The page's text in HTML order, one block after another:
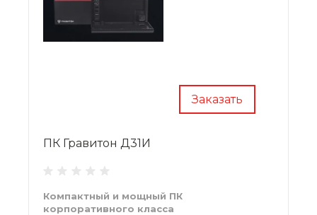
Заказать
ПК Гравитон Д31И
Компактный и мощный ПК
корпоративного класса